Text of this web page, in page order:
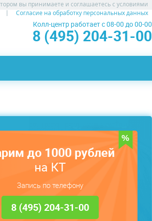
вы принимаете и соглашаетесь с условиями
Согласие на обработку персональных данных
Колл-центр работает с 08-00 до 00-00
8 (495) 204-31-00
до 1000 рублей
на КТ
Запись по телефону
8 (495) 204-31-00